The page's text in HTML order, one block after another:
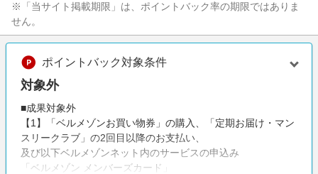
※「当サイト掲載期限」は、ポイントバック率の期限ではありま
せん。
ポイントバック対象条件
対象外
■成果対象外
【1】「ベルメゾンお買い物券」の購入、「定期お届け・マン
スリークラブ」の2回目以降のお支払い、
及び以下ベルメゾンネット内のサービスの申込み
「ベルメゾン メンバーズカード」